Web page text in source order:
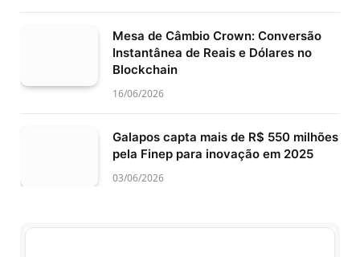
Mesa de Câmbio Crown: Conversão
Instantânea de Reais e Dólares no
Blockchain
16/06/2026
Galapos capta mais de R$ 550 milhões
pela Finep para inovação em 2025
03/06/2026